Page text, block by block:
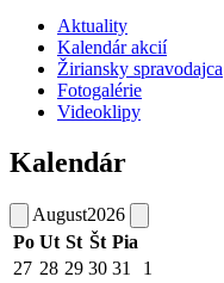
Aktuality
Kalendár akcií
Žiriansky spravodajca
Fotogalérie
Videoklipy
Kalendár
August2026
Po Ut St Št Pia
27 28 29 30 31 1